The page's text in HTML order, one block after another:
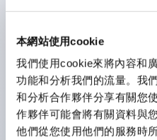
本網站使用cookie
我們使用cookie來將內容和
功能和分析我們的流量。我
和分析合作夥伴分享有關您
作夥伴可能會將有關資料與
他們從您使用他們的服務時
需分色管理的 LED 燈泡
支援色彩通用設計（CUD
示燈的亮燈/熄燈狀態，以
符合 ISO 3864-4 安全色
顏色表現更明確鮮明，便